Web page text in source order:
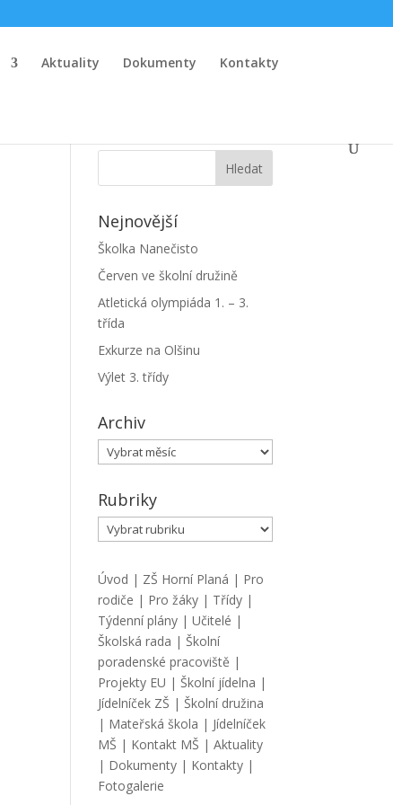
Aktuality Dokumenty Kontakty
Nejnovější
Školka Nanečisto
Červen ve školní družině
Atletická olympiáda 1. – 3.
třída
Exkurze na Olšinu
Výlet 3. třídy
Archiv
Archiv
Rubriky
Rubriky
Úvod | ZŠ Horní Planá | Pro
rodiče | Pro žáky | Třídy |
Týdenní plány |Učitelé |
Školská rada |Školní
poradenské pracoviště |
Projekty EU |Školní jídelna |
Jídelníček ZŠ |Školní družina
| Mateřská škola | Jídelníček
MŠ | Kontakt MŠ |Aktuality
| Dokumenty | Kontakty |
Fotogalerie